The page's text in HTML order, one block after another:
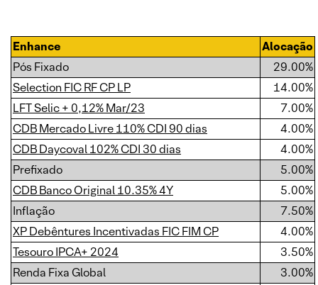
Enhance
Alocação
Pós Fixado
29.00%
Selection FIC RF CP LP
14.00%
LFT Selic + 0,12% Mar/23
7.00%
CDB Mercado Livre 110% CDI 90 dias
4.00%
CDB Daycoval 102% CDI 30 dias
4.00%
Prefixado
5.00%
CDB Banco Original 10.35% 4Y
5.00%
Inflação
7.50%
XP Debêntures Incentivadas FIC FIM CP
4.00%
Tesouro IPCA+ 2024
3.50%
Renda Fixa Global
3.00%